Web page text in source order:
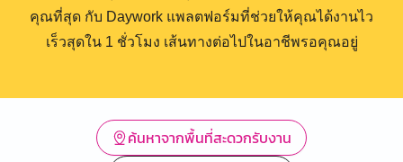
คุณที่สุด กับ Daywork แพลตฟอร์มที่ช่วยให้คุณได้งานไว
เร็วสุดใน 1 ชั่วโมง เส้นทางต่อไปในอาชีพรอคุณอยู่
ค้นหาจากพื้นที่สะดวกรับงาน